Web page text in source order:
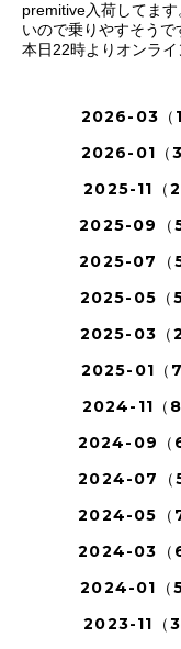
premitive入荷してま
いので乗りやすそうで
本日22時よりオンライ
2026-03（1
2026-01（3
2025-11（2
2025-09（5
2025-07（5
2025-05（5
2025-03（2
2025-01（7
2024-11（8
2024-09（6
2024-07（5
2024-05（7
2024-03（6
2024-01（5
2023-11（3